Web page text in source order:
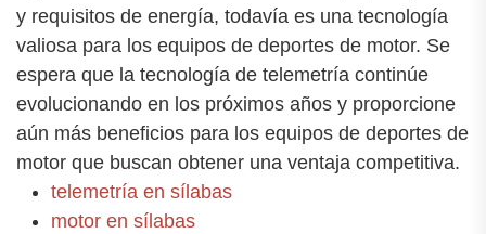
y requisitos de energía, todavía es una tecnología
valiosa para los equipos de deportes de motor. Se
espera que la tecnología de telemetría continúe
evolucionando en los próximos años y proporcione
aún más beneficios para los equipos de deportes de
motor que buscan obtener una ventaja competitiva.
telemetría en sílabas
motor en sílabas